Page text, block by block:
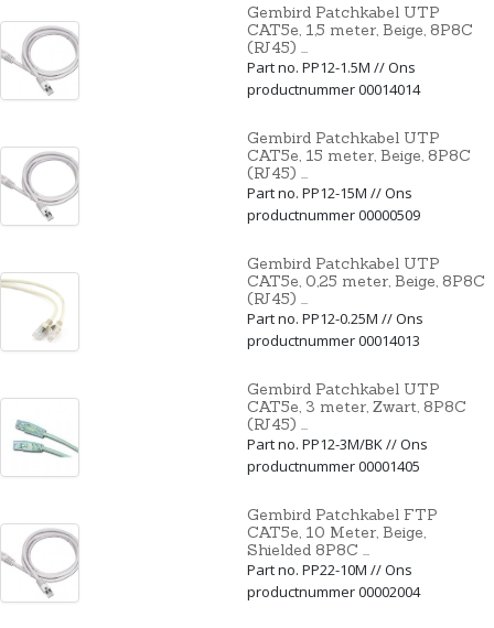
Gembird Patchkabel UTP
CAT5e, 1,5 meter, Beige, 8P8C
(RJ45) ...
Part no. PP12-1.5M // Ons
productnummer 00014014
Gembird Patchkabel UTP
CAT5e, 15 meter, Beige, 8P8C
(RJ45) ...
Part no. PP12-15M // Ons
productnummer 00000509
Gembird Patchkabel UTP
CAT5e, 0,25 meter, Beige, 8P8C
(RJ45) ...
Part no. PP12-0.25M // Ons
productnummer 00014013
Gembird Patchkabel UTP
CAT5e, 3 meter, Zwart, 8P8C
(RJ45) ...
Part no. PP12-3M/BK // Ons
productnummer 00001405
Gembird Patchkabel FTP
CAT5e, 10 Meter, Beige,
Shielded 8P8C ...
Part no. PP22-10M // Ons
productnummer 00002004